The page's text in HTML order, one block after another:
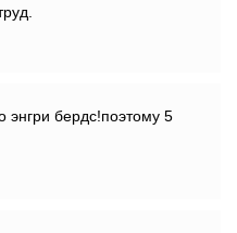
бердс!поэтому 5